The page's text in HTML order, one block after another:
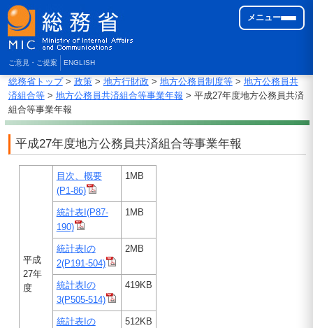
ご意見・ご提案 ENGLISH
メニュー
総務省トップ> 政策> 地方行財政 > 地方公務員制度等> 地方公務員共
済組合等> 地方公務員共済組合等事業年報 > 平成27年度地方公務員共済
組合等事業年報
平成27年度地方公務員共済組合等事業年報
平成
27年
度
目次、概要
(P1-86)
1MB
統計表I(P87-
190)
1MB
統計表Iの
2(P191-504)
2MB
統計表Iの
3(P505-514)
419KB
統計表Iの
512KB